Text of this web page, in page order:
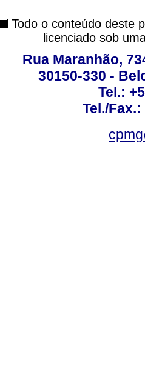
Todo o conteúdo deste
licenciado sob
Rua Maranhão,
30150-330 -
Tel.:
Tel./Fax.: